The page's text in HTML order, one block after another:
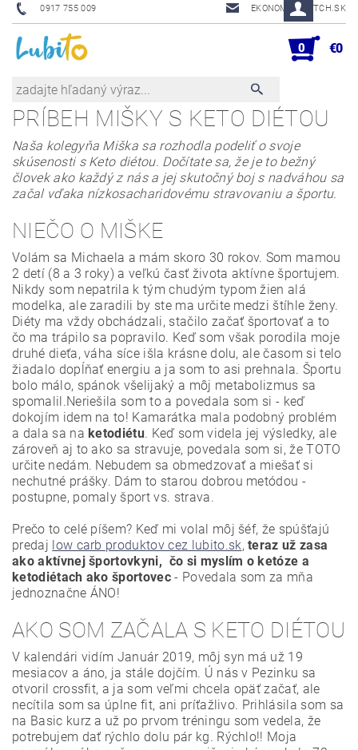
0917 755 009 EKONOM@SKETCH.SK
0 €0
PRÍBEH MIŠKY S KETO DIÉTOU
Naša kolegyňa Miška sa rozhodla podeliť o svoje
skúsenosti s Keto diétou. Dočítate sa, že je to bežný
človek ako každý z nás a jej skutočný boj s nadváhou sa
začal vďaka nízkosacharidovému stravovaniu a športu.
NIEČO O MIŠKE
Volám sa Michaela a mám skoro 30 rokov. Som mamou
2 detí (8 a 3 roky) a veľkú časť života aktívne športujem.
Nikdy som nepatrila k tým chudým typom žien alá
modelka, ale zaradili by ste ma určite medzi štíhle ženy.
Diéty ma vždy obchádzali, stačilo začať športovať a to
čo ma trápilo sa popravilo. Keď som však porodila moje
druhé dieťa, váha síce išla krásne dolu, ale časom si telo
žiadalo dopĺňať energiu a ja som to asi prehnala. Športu
bolo málo, spánok všelijaký a môj metabolizmus sa
spomalil.Neriešila som to a povedala som si - keď
dokojím idem na to! Kamarátka mala podobný problém
a dala sa naketodiétu. Keď som videla jej výsledky, ale
zároveň aj to ako sa stravuje, povedala som si, že TOTO
určite nedám. Nebudem sa obmedzovať a miešať si
nechutné prášky. Dám to starou dobrou metódou -
postupne, pomaly šport vs. strava.
Prečo to celé píšem? Keď mi volal môj šéf, že spúšťajú
predaj low carb produktov cez lubito.sk,teraz už zasa
ako aktívnej športovkyni, čo si myslím o ketóze a
ketodiétach ako športovec - Povedala som za mňa
jednoznačne ÁNO!
AKO SOM ZAČALA S KETO DIÉTOU
V kalendári vidím Január 2019, môj syn má už 19
mesiacov a áno, ja stále dojčím. Ú nás v Pezinku sa
otvoril crossfit, a ja som veľmi chcela opäť začať, ale
necítila som sa úplne fit, ani príťažlivo. Prihlásila som sa
na Basic kurz a už po prvom tréningu som vedela, že
potrebujem dať rýchlo dolu pár kg. Rýchlo!! Moja